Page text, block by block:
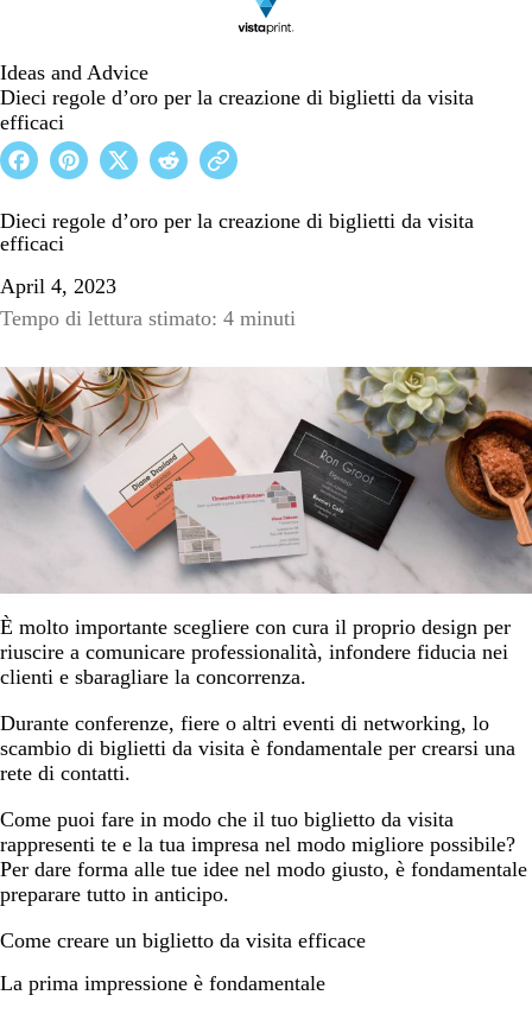
Ideas and Advice
Dieci regole d’oro per la creazione di biglietti da visita
efficaci
Dieci regole d’oro per la creazione di biglietti da visita
efficaci
April 4, 2023
Tempo di lettura stimato: 4 minuti
È molto importante scegliere con cura il proprio design per
riuscire a comunicare professionalità, infondere fiducia nei
clienti e sbaragliare la concorrenza.
Durante conferenze, fiere o altri eventi di networking, lo
scambio di biglietti da visita è fondamentale per crearsi una
rete di contatti.
Come puoi fare in modo che il tuo biglietto da visita
rappresenti te e la tua impresa nel modo migliore possibile?
Per dare forma alle tue idee nel modo giusto, è fondamentale
preparare tutto in anticipo.
Come creare un biglietto da visita efficace
La prima impressione è fondamentale